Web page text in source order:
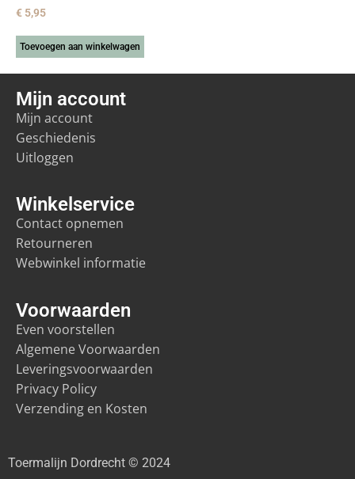
€ 5,95
Toevoegen aan winkelwagen
Voorwaarden
Even voorstellen
Algemene Voorwaarden
Leveringsvoorwaarden
Privacy Policy
Verzending en Kosten
Winkelservice
Contact opnemen
Retourneren
Webwinkel informatie
Mijn account
Mijn account
Geschiedenis
Uitloggen
Toermalijn Dordrecht © 2024